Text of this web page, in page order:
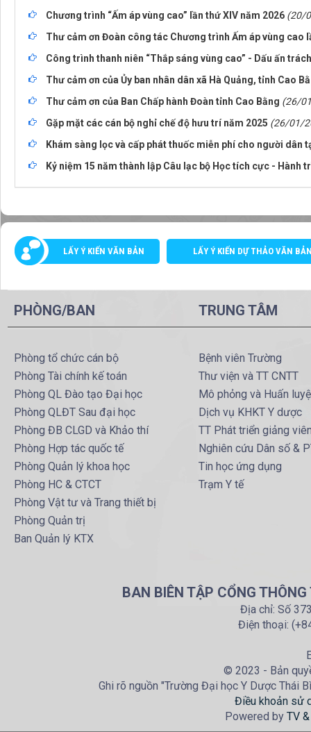
Chương trình “Ấm áp vùng cao” lần thứ XIV năm 2026 (20/
Thư cảm ơn Đoàn công tác Chương trình Ấm áp vùng cao
Công trình thanh niên “Thắp sáng vùng cao” - Dấu ấn
Thư cảm ơn của Ủy ban nhân dân xã Hà Quảng, tỉnh Cao
Thư cảm ơn của Ban Chấp hành Đoàn tỉnh Cao Bằng (26/
Gặp mặt các cán bộ nghỉ chế độ hưu trí năm 2025 (26/01/
Khám sàng lọc và cấp phát thuốc miễn phí cho người dân
Kỷ niệm 15 năm thành lập Câu lạc bộ Học tích cực - Hành
LẤY Ý KIẾN VĂN BẢN LẤY Ý KIẾN DỰ THẢO VĂN
PHÒNG/BAN
Phòng tổ chức cán bộ
Phòng Tài chính kế toán
Phòng QL Đào tạo Đại học
Phòng QLĐT Sau đại học
Phòng ĐB CLGD và Khảo thí
Phòng Hợp tác quốc tế
Phòng Quản lý khoa học
Phòng HC & CTCT
Phòng Vật tư và Trang thiết bị
Phòng Quản trị
Ban Quản lý KTX
TRUNG TÂM
Bệnh viên Trường
Thư viện và TT CNTT
Mô phỏng và Huấn
Dịch vụ KHKT Y dược
TT Phát triển giảng
Nghiên cứu Dân số &
Tin học ứng dụng
Trạm Y tế
BAN BIÊN TẬP CỔNG
Địa chỉ: Số
Điện thoại:
© 2023 - Bản
Ghi rõ nguồn "Trường Đại học Y Dược Thái
Điều khoản sử
Powered by TV